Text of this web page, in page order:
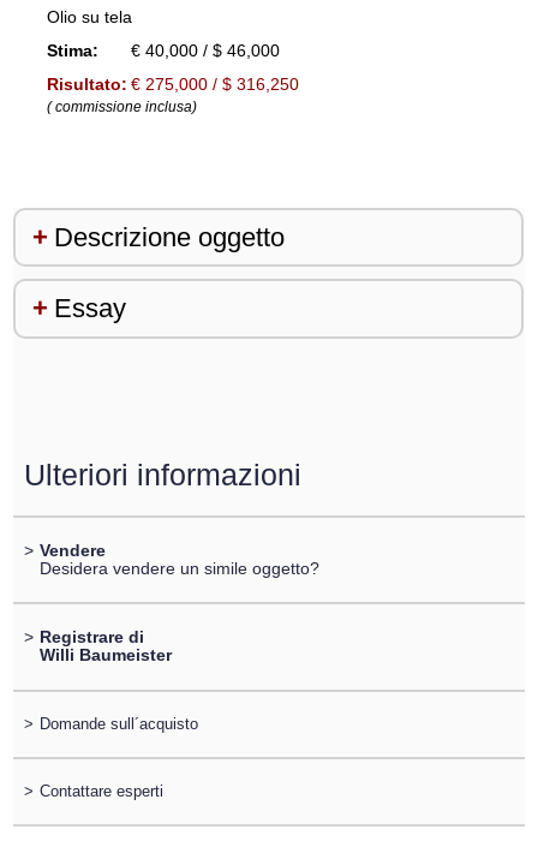
Olio su tela
Stima:
€ 40,000 / $ 46,000
Risultato: € 275,000 / $ 316,250
( commissione inclusa)
Descrizione oggetto
Essay
Ulteriori informazioni
> Vendere
Desidera vendere un simile oggetto?
> Registrare di
Willi Baumeister
> Domande sull´acquisto
> Contattare esperti